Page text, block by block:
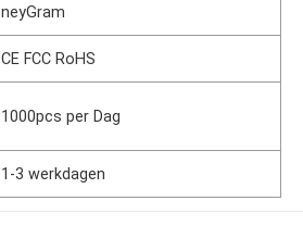
neyGram
CE FCC RoHS
1000pcs per Dag
1-3 werkdagen